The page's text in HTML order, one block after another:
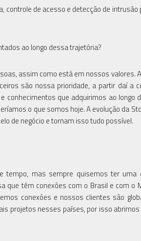
controle de acesso e detecção de intrusão
ao longo dessa trajetória?
assim como está em nossos valores.
são nossa prioridade, a partir daí a
conhecimentos que adquirimos ao longo
o que somos hoje. A evolução da
de negócio e tornam isso tudo possível.
tempo, mas sempre quisemos ter uma
que têm conexões com o Brasil e com o
conexões e nossos clientes são
projetos nesses países, por isso